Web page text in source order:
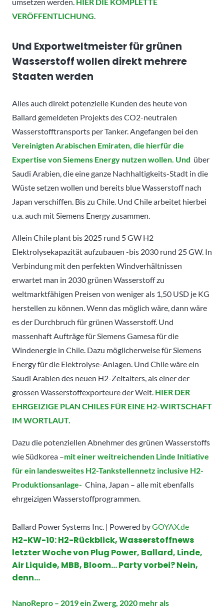
VERÖFFENTLICHUNG
Und Exportweltmeister für grünen
Wasserstoff wollen direkt mehrere
Staaten werden
Alles auch direkt potenzielle Kunden des heute von
Ballard gemeldeten Projekts des CO2-neutralen
Wasserstofftransports per Tanker. Angefangen bei den
Vereinigten Arabischen Emiraten, die hierfür die
Expertise von Siemens Energy nutzen wollen. Und über
Saudi Arabien, die eine ganze Nachhaltigkeits-Stadt in die
Wüste setzen wollen und bereits blue Wasserstoff nach
Japan verschiffen. Bis zu Chile. Und Chile arbeitet hierbei
u.a. auch mit Siemens Energy zusammen.
Allein Chile plant bis 2025 rund 5 GW H2
Elektrolysekapazität aufzubauen -bis 2030 rund 25 GW. In
Verbindung mit den perfekten Windverhältnissen
erwartet man in 2030 grünen Wasserstoff zu
weltmarktfähigen Preisen von weniger als 1,50 USD je KG
herstellen zu können. Wenn das möglich wäre, dann wäre
es der Durchbruch für grünen Wasserstoff. Und
massenhaft Aufträge für Siemens Gamesa für die
Windenergie in Chile. Dazu möglicherweise für Siemens
Energy für die Elektrolyse-Anlagen. Und Chile wäre ein
Saudi Arabien des neuen H2-Zeitalters, als einer der
grossen Wasserstoffexporteure der Welt. HIER DER
EHRGEIZIGE PLAN CHILES FÜR EINE H2-WIRTSCHAFT
IM WORTLAUT.
Dazu die potenziellen Abnehmer des grünen Wasserstoffs
wie Südkorea –mit einer weitreichenden Linde Initiative
für ein landesweites H2-Tankstellennetz inclusive H2-
Produktionsanlage- China, Japan – alle mit ebenfalls
ehrgeizigen Wasserstoffprogrammen.
Ballard Power Systems Inc. | Powered byGOYAX.de
H2-KW-10:H2-Rückblick, Wasserstoffnews
letzter Woche von Plug Power, Ballard, Linde,
Air Liquide, MBB, Bloom… Party vorbei? Nein,
denn…
NanoRepro – 2019 ein Zwerg, 2020 mehr als